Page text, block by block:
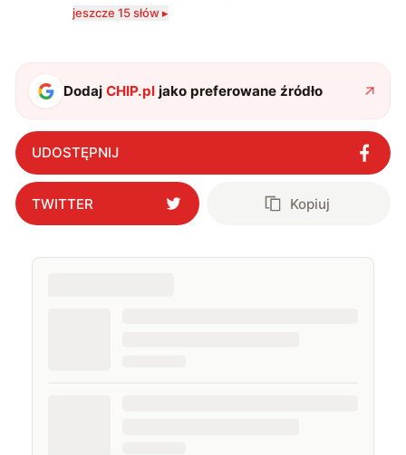
technologii a współczesną popkulturą. W wolnych
jeszcze 15 słów ▸
DodajCHIP.pl jako preferowane źródło
UDOSTĘPNIJ
TWITTER Kopiuj